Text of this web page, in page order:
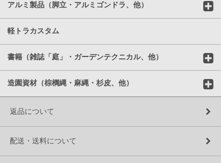
アルミ製品（脚立・アルミゴンドラ、他）
軽トラカスタム
書籍（雑誌「庭」・ガーデンテクニカル、他）
造園資材（棕櫚縄・麻縄・杉皮、他）
返品について
配送・送料について